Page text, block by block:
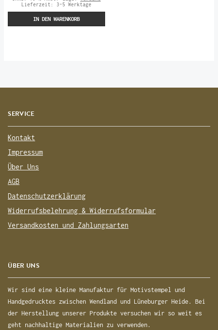
Lieferzeit: 3-5 Werktage
IN DEN WARENKORB
SERVICE
Kontakt
Impressum
Über Uns
AGB
Datenschutzerklärung
Widerrufsbelehrung & Widerrufsformular
Versandkosten und Zahlungsarten
ÜBER UNS
Wir sind eine kleine Manufaktur für Motivstempel und
Handgedrucktes zwischen Wendland und Lüneburger Heide. Bei
der Herstellung unserer Produkte versuchen wir so weit es
geht nachhaltige Materialien zu verwenden.